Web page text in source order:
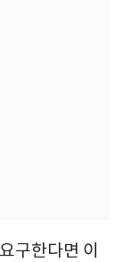
구한다면 이